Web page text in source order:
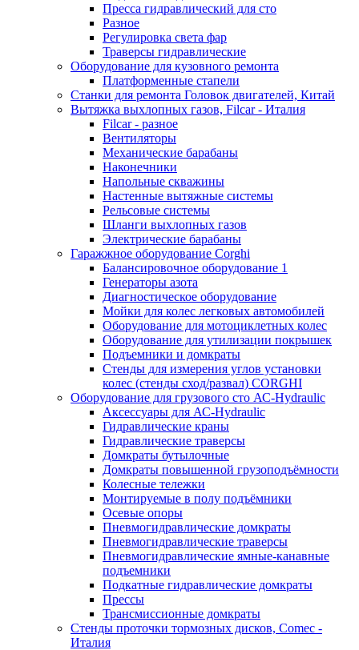
Пресса гидравлический для сто
Разное
Регулировка света фар
Траверсы гидравлические
Оборудование для кузовного ремонта
Платформенные стапели
Станки для ремонта Головок двигателей, Китай
Вытяжка выхлопных газов, Filcar - Италия
Filcar - разное
Вентиляторы
Механические барабаны
Наконечники
Напольные скважины
Настенные вытяжные системы
Рельсовые системы
Шланги выхлопных газов
Электрические барабаны
Гаражжное оборудование Corghi
Балансировочное оборудование 1
Генераторы азота
Диагностическое оборудование
Мойки для колес легковых автомобилей
Оборудование для мотоциклетных колес
Оборудование для утилизации покрышек
Подъемники и домкраты
Стенды для измерения углов установки
колес (стенды сход/развал) CORGHI
Оборудование для грузового сто АС-Hydraulic
Аксессуары для АС-Hydraulic
Гидравлические краны
Гидравлические траверсы
Домкраты бутылочные
Домкраты повышенной грузоподъёмности
Колесные тележки
Монтируемые в полу подъёмники
Осевые опоры
Пневмогидравлические домкраты
Пневмогидравлические траверсы
Пневмогидравлические ямные-канавные
подъемники
Подкатные гидравлические домкраты
Прессы
Трансмиссионные домкраты
Стенды проточки тормозных дисков, Comec -
Италия